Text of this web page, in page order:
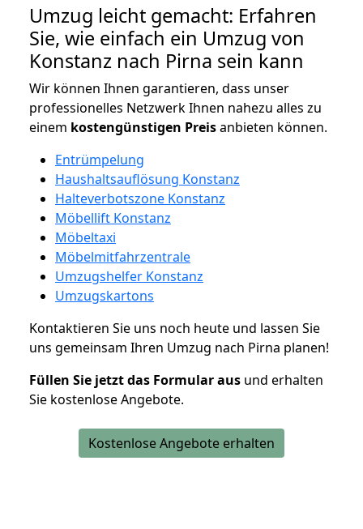
Umzug leicht gemacht: Erfahren
Sie, wie einfach ein Umzug von
Konstanz nach Pirna sein kann
Wir können Ihnen garantieren, dass unser
professionelles Netzwerk Ihnen nahezu alles zu
einem kostengünstigen Preisanbieten können.
Entrümpelung
Haushaltsauflösung Konstanz
Halteverbotszone Konstanz
Möbellift Konstanz
Möbeltaxi
Möbelmitfahrzentrale
Umzugshelfer Konstanz
Umzugskartons
Kontaktieren Sie uns noch heute und lassen Sie
uns gemeinsam Ihren Umzug nach Pirna planen!
Füllen Sie jetzt das Formular aus und erhalten
Sie kostenlose Angebote.
Kostenlose Angebote erhalten